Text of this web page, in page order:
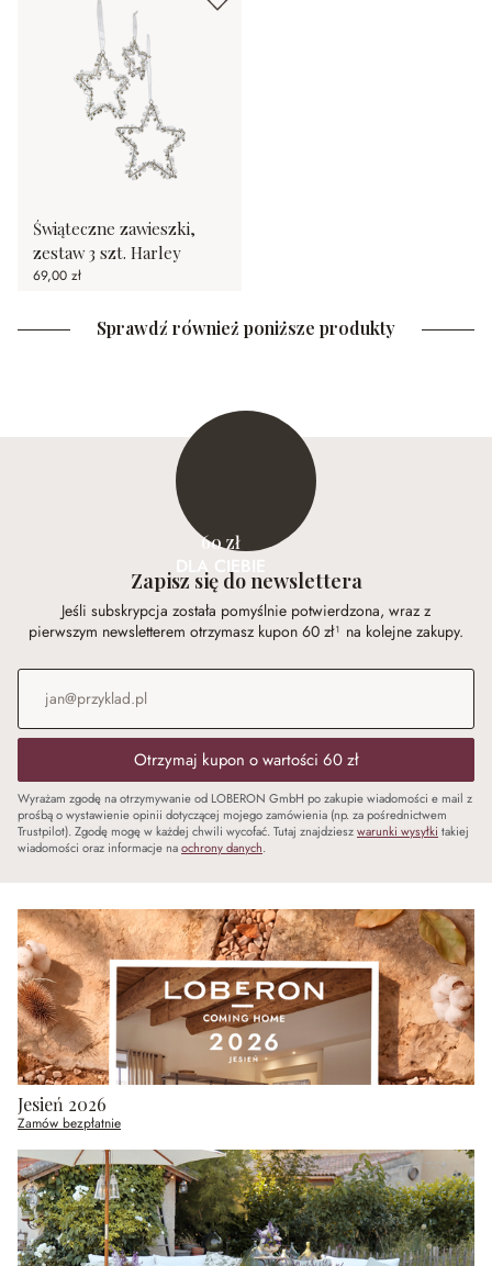
Świąteczne zawieszki,
zestaw 3 szt. Harley
69,00 zł
Sprawdź również poniższe produkty
60 zł
DLA CIEBIE
Zapisz się do newslettera
Jeśli subskrypcja została pomyślnie potwierdzona, wraz z
pierwszym newsletterem otrzymasz kupon 60 zł¹ na kolejne zakupy.
Adres e-mail
Otrzymaj kupon o wartości 60 zł
Wyrażam zgodę na otrzymywanie od LOBERON GmbH po zakupie wiadomości e mail z
prośbą o wystawienie opinii dotyczącej mojego zamówienia (np. za pośrednictwem
Trustpilot). Zgodę mogę w każdej chwili wycofać. Tutaj znajdzieszwarunki wysyłki takiej
wiadomości oraz informacje naochrony danych.
Jesień 2026
Zamów bezpłatnie